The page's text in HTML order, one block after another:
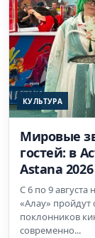
КУЛЬТУРА
Мировые
гостей: в
Astana 2026
С 6 по 9
«Алау»
поклонников
современно...